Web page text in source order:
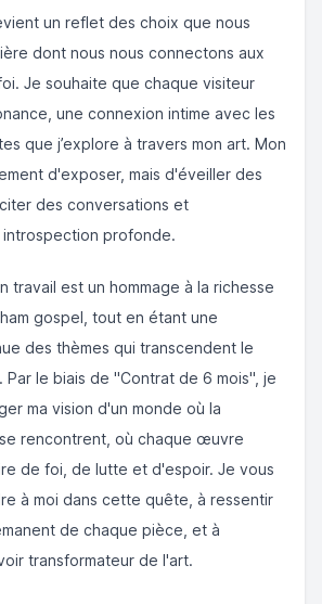
un reflet des choix que nous
dont nous nous connectons aux
Je souhaite que chaque visiteur
une connexion intime avec les
que j’explore à travers mon art. Mon
d'exposer, mais d'éveiller des
des conversations et
introspection profonde.
travail est un hommage à la richesse
gospel, tout en étant une
des thèmes qui transcendent le
Par le biais de "Contrat de 6 mois", je
ma vision d'un monde où la
rencontrent, où chaque œuvre
de foi, de lutte et d'espoir. Je vous
à moi dans cette quête, à ressentir
de chaque pièce, et à
transformateur de l'art.